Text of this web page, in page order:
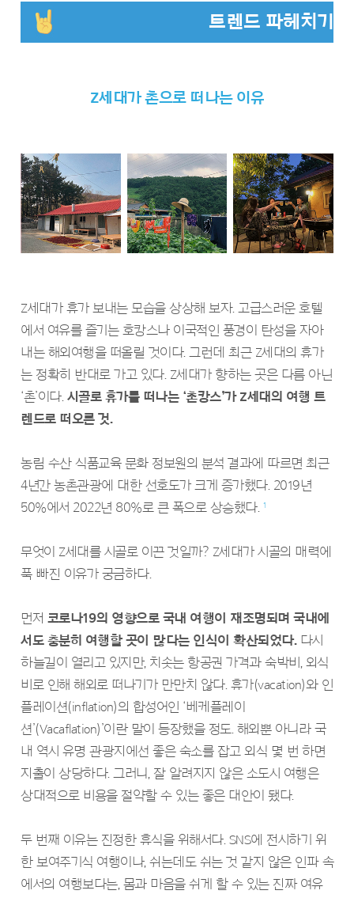
트렌드 파헤치기
Z세대가 촌으로 떠나는 이유
Z세대가 휴가 보내는 모습을 상상해 보자. 고급스러운 호텔
에서 여유를 즐기는 호캉스나 이국적인 풍경이 탄성을 자아
내는 해외여행을 떠올릴 것이다. 그런데 최근 Z세대의 휴가
는 정확히 반대로 가고 있다. Z세대가 향하는 곳은 다름 아닌
‘촌’이다. 시골로 휴가를 떠나는 ‘촌캉스’가 Z세대의 여행 트
렌드로 떠오른 것.
농림 수산 식품교육 문화 정보원의 분석 결과에 따르면 최근
4년간 농촌관광에 대한 선호도가 크게 증가했다. 2019년
50%에서 2022년 80%로 큰 폭으로 상승했다.
1
무엇이 Z세대를 시골로 이끈 것일까? Z세대가 시골의 매력에
푹 빠진 이유가 궁금하다.
먼저 코로나19의 영향으로 국내 여행이 재조명되며 국내에
서도 충분히 여행할 곳이 많다는 인식이 확산되었다. 다시
하늘길이 열리고 있지만, 치솟는 항공권 가격과 숙박비, 외식
비로 인해 해외로 떠나기가 만만치 않다. 휴가(vacation)와 인
플레이션(inflation)의 합성어인 ‘베케플레이
션’(Vacaflation)’이란 말이 등장했을 정도. 해외뿐 아니라 국
내 역시 유명 관광지에선 좋은 숙소를 잡고 외식 몇 번 하면
지출이 상당하다. 그러니, 잘 알려지지 않은 소도시 여행은
상대적으로 비용을 절약할 수 있는 좋은 대안이 됐다.
두 번째 이유는 진정한 휴식을 위해서다. SNS에 전시하기 위
한 보여주기식 여행이나, 쉬는데도 쉬는 것 같지 않은 인파 속
에서의 여행보다는, 몸과 마음을 쉬게 할 수 있는 진짜 여유